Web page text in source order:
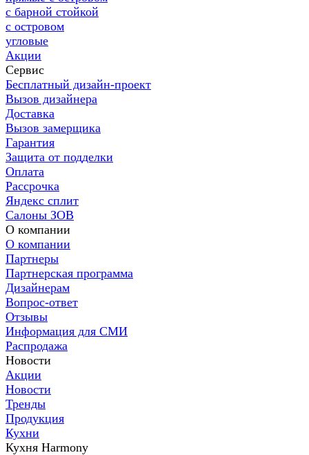
с барной стойкой
с островом
угловые
Акции
Сервис
Бесплатный дизайн-проект
Вызов дизайнера
Доставка
Вызов замерщика
Гарантия
Защита от подделки
Оплата
Рассрочка
Яндекс сплит
Салоны ЗОВ
О компании
О компании
Партнеры
Партнерская программа
Дизайнерам
Вопрос-ответ
Отзывы
Информация для СМИ
Распродажа
Новости
Акции
Новости
Тренды
Продукция
Кухни
Кухня Harmony